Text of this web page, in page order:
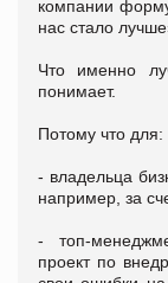
компании
нас стало
Что именно
понимает.
Потому что для:
- владельца
например, за
- топ-
проект по